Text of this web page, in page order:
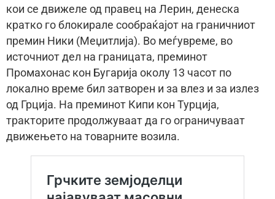
кои се движеле од правец на Лерин, денеска
кратко го блокирале сообраќајот на граничниот
премин Ники (Меџитлија). Во меѓувреме, во
источниот дел на границата, преминот
Промахонас кон Бугарија околу 13 часот по
локално време бил затворен и за влез и за излез
од Грција. На преминот Кипи кон Турција,
тракторите продолжуваат да го ограничуваат
движењето на товарните возила.